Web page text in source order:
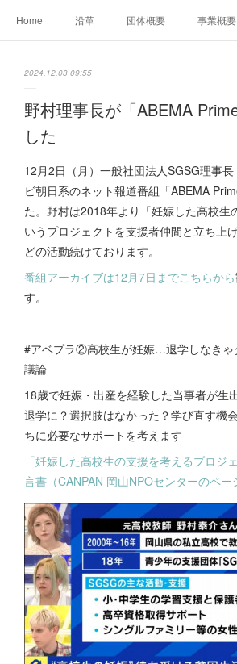
Home 沿革 団体概要 事業概要
2024.12.03 09:55
野村理事長が「ABEMA
した
12月2日（月）一般社団法人SGSG理事
ビ朝日系のネット報道番組「ABEMA
た。野村は2018年より「妊娠した高校生
いうプロジェクトを支援者仲間と立ち上
どの活動続けております。
番組アーカイブは12月7日までこちらから
す。
#アベプラ②高校生が妊娠…退学しなきゃ
議論
18歳で妊娠・出産を経験した当事者が生
退学に？選択肢はなかった？学び直す機
ちに必要なサポートを考えます
「妊娠した高校生の支援を考えるプロジ
言書（CANPAN 岡山NPOセンターのペー